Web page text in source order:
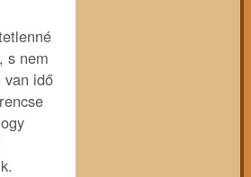
s nem
van idő